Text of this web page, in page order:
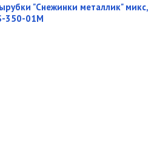
"Снежинки металлик" микс,
350-01M